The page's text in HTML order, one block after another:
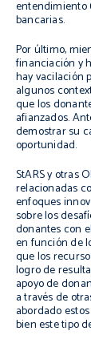
entendimiento
bancarias.
Por último,
financiación y
hay vacilación
algunos
que los
afianzados.
demostrar su
oportunidad.
StARS y otras
relacionadas
enfoques
sobre los
donantes con
en función de
que los
logro de
apoyo de
a través de
abordado
bien este tipo